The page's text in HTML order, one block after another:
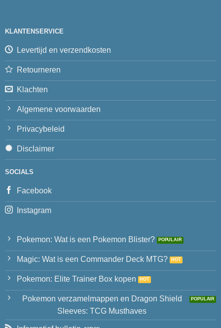
KLANTENSERVICE
Levertijd en verzendkosten
Retourneren
Klachten
Algemene voorwaarden
Privacybeleid
Disclaimer
SOCIALS
Facebook
Instagram
Pokemon: Wat is een Pokemon Blister?
Magic: Wat is een Commander Deck MTG?
Pokemon: Elite Trainer Box kopen
Pokemon verzamelmappen en Dragon Shield
Sleeves: TCG Musthaves